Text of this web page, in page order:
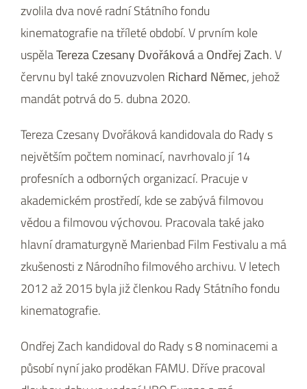
zvolila dva nové radní Státního fondu
kinematografie na tříleté období. V prvním kole
uspělaTereza Czesany DvořákováaOndřej Zach. V
červnu byl také znovuzvolen Richard Němec, jehož
mandát potrvá do 5. dubna 2020.
Tereza Czesany Dvořáková kandidovala do Rady s
největším počtem nominací, navrhovalo jí 14
profesních a odborných organizací. Pracuje v
akademickém prostředí, kde se zabývá filmovou
vědou a filmovou výchovou. Pracovala také jako
hlavní dramaturgyně Marienbad Film Festivalu a má
zkušenosti z Národního filmového archivu. V letech
2012 až 2015 byla již členkou Rady Státního fondu
kinematografie.
Ondřej Zach kandidoval do Rady s 8 nominacemi a
působí nyní jako proděkan FAMU. Dříve pracoval